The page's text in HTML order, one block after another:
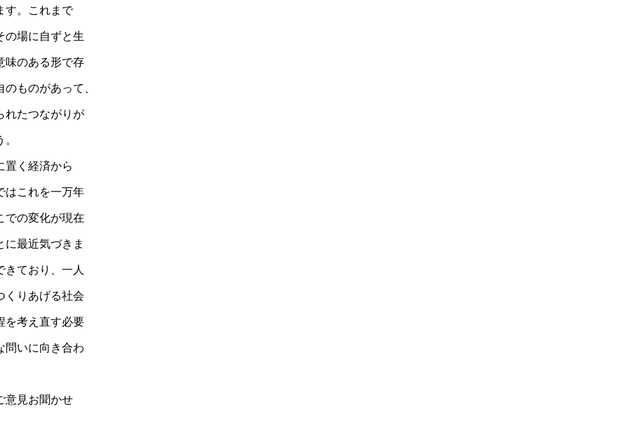
す。これまで
の場に自ずと生
味のある形で存
ものがあって、
れたつながりが
置く経済から
はこれを一万年
での変化が現在
最近気づきま
ており、一人
くりあげる社会
を考え直す必要
問いに向き合わ
意見お聞かせ